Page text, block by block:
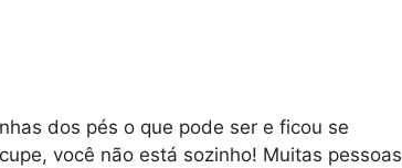
dos pés o que pode ser e ficou se
você não está sozinho! Muitas pessoas